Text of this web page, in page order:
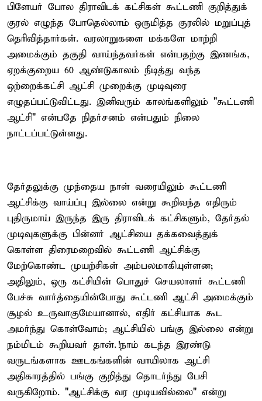
பிளேயர் போல திராவிடக் கட்சிகள் கூட்டணி குறித்துக்
குரல் எழுந்த போதெல்லாம் ஒருமித்த குரலில் மறுப்புத்
தெரிவித்தார்கள். வரலாறுகளை மக்களே மாற்றி
அமைக்கும் தகுதி வாய்ந்தவர்கள் என்பதற்கு இணங்க,
ஏறக்குறைய 60 ஆண்டுகாலம் நீடித்து வந்த
ஒற்றைக்கட்சி ஆட்சி முறைக்கு முடிவுரை
எழுதப்பட்டுவிட்டது. இனிவரும் காலங்களிலும் "கூட்டணி
ஆட்சி" என்பதே நிதர்சனம் என்பதும் நிலை
நாட்டப்பட்டுள்ளது.
தேர்தலுக்கு முந்தைய நாள் வரையிலும் கூட்டணி
ஆட்சிக்கு வாய்ப்பு இல்லை என்று கூறிவந்த எதிரும்
புதிருமாய் இருந்த இரு திராவிடக் கட்சிகளும், தேர்தல்
முடிவுகளுக்கு பின்னர் ஆட்சியை தக்கவைத்துக்
கொள்ள திரைமறைவில் கூட்டணி ஆட்சிக்கு
மேற்கொண்ட முயற்சிகள் அம்பலமாகியுள்ளன;
அதிலும், ஒரு கட்சியின் பொதுச் செயலாளர் கூட்டணி
பேச்சு வார்த்தையின்போது கூட்டணி ஆட்சி அமைக்கும்
சூழல் உருவாகுமேயானால், எதிர் கட்சியாக கூட
அமர்ந்து கொள்வோம்; ஆட்சியில் பங்கு இல்லை என்று
நம்மிடம் கூறியவர் தான்.!நாம் கடந்த இரண்டு
வருடங்களாக ஊடகங்களின் வாயிலாக ஆட்சி
அதிகாரத்தில் பங்கு குறித்து தொடர்ந்து பேசி
வருகிறோம். "ஆட்சிக்கு வர முடியவில்லை" என்று